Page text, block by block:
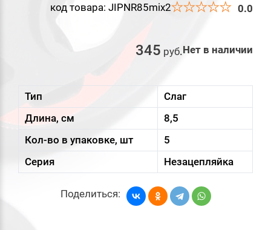
код товара: JIPNR85mix2 0.0
345 руб.Нет в наличии
Тип
Слаг
Длина, см
8,5
Кол-во в упаковке, шт
5
Серия
Незацепляйка
Поделиться: